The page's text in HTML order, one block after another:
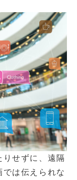
せずに、遠隔
は伝えられな